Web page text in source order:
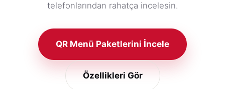
telefonlarından rahatça incelesin.
QR Menü Paketlerini İncele
Özellikleri Gör